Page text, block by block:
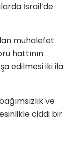
İsrail’de
muhalefet
hattının
edilmesi iki ila
ve
ciddi bir